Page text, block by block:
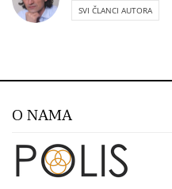
SVI ČLANCI AUTORA
O NAMA